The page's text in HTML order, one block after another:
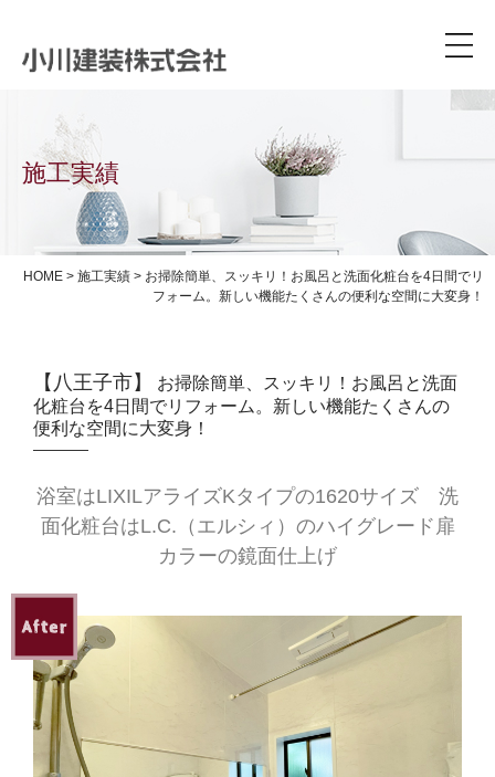
施工実績
HOME > 施工実績 > お掃除簡単、スッキリ！お風呂と洗面化粧台を4日間でリ
フォーム。新しい機能たくさんの便利な空間に大変身！
【八王子市】
お掃除簡単、スッキリ！お風呂と洗面
化粧台を4日間でリフォーム。新しい機能たくさんの
便利な空間に大変身！
浴室はLIXILアライズKタイプの1620サイズ 洗
面化粧台はL.C.（エルシィ）のハイグレード扉
カラーの鏡面仕上げ